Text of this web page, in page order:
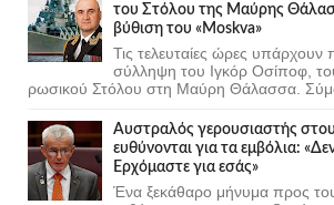
του Στόλου της Mαύρης
βύθιση του «Moskva»
Τις τελευταίες ώρες υπάρχουν
σύλληψη του Ιγκόρ Οσίποφ,
ρωσικού Στόλου στη Μαύρη Θάλασσα.
Αυστραλός γερουσιαστής
ευθύνονται για τα εμβόλια:
Ερχόμαστε για εσάς»
Ένα ξεκάθαρο μήνυμα προς